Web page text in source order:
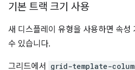
기본 트랙 크기 사용
새 디스플레이 유형을 사용하면 속성
수 있습니다.
그리드에서 grid-template-